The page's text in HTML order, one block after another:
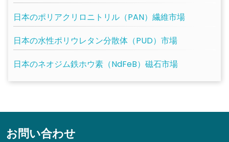
日本のポリアクリロニトリル（PAN）繊維市場
日本の水性ポリウレタン分散体（PUD）市場
日本のネオジム鉄ホウ素（NdFeB）磁石市場
お問い合わせ